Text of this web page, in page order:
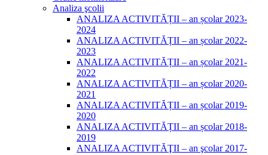
Analiza şcolii
ANALIZA ACTIVITĂȚII – an școlar 2023-
2024
ANALIZA ACTIVITĂȚII – an școlar 2022-
2023
ANALIZA ACTIVITĂȚII – an școlar 2021-
2022
ANALIZA ACTIVITĂȚII – an școlar 2020-
2021
ANALIZA ACTIVITĂȚII – an școlar 2019-
2020
ANALIZA ACTIVITĂȚII – an școlar 2018-
2019
ANALIZA ACTIVITĂŢII – an şcolar 2017-